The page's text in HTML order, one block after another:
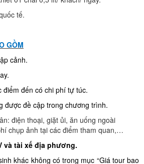
tế.
GỒM
cảnh.
điểm đến có chi phí tự túc.
được đề cập trong chương trình.
điện thoại, giặt ủi, ăn uống ngoài
chụp ảnh tại các điểm tham quan,…
và tài xế địa phương.
khác không có trong mục “Giá tour bao